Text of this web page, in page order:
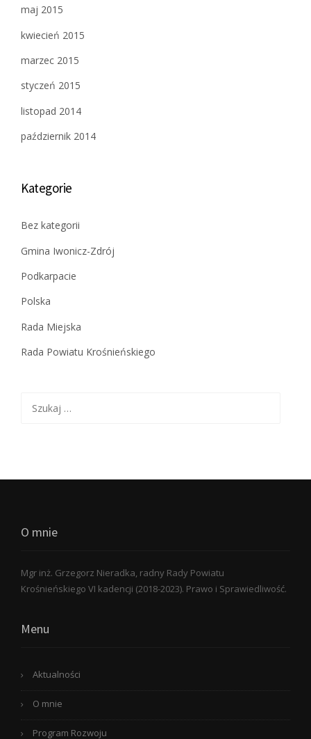
maj 2015
kwiecień 2015
marzec 2015
styczeń 2015
listopad 2014
październik 2014
Kategorie
Bez kategorii
Gmina Iwonicz-Zdrój
Podkarpacie
Polska
Rada Miejska
Rada Powiatu Krośnieńskiego
O mnie
Mgr inż. Grzegorz Nieradka, radny Rady Powiatu
Krośnieńskiego VI kadencji (2018-2023). Prawo i Sprawiedliwość.
Menu
Aktualności
O mnie
Program Rozwoju